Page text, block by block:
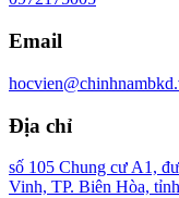
Email
Địa chỉ
số 105 Chung cư A1,
Vinh, TP. Biên Hòa,